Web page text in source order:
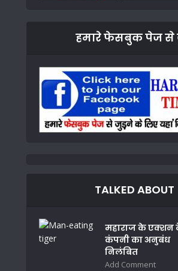
हमारे फेसबुक पेज से
TALKED ABOUT
महाराज के एक्शन
कंपनी का अनुबंध
निलंबित
Add Comment